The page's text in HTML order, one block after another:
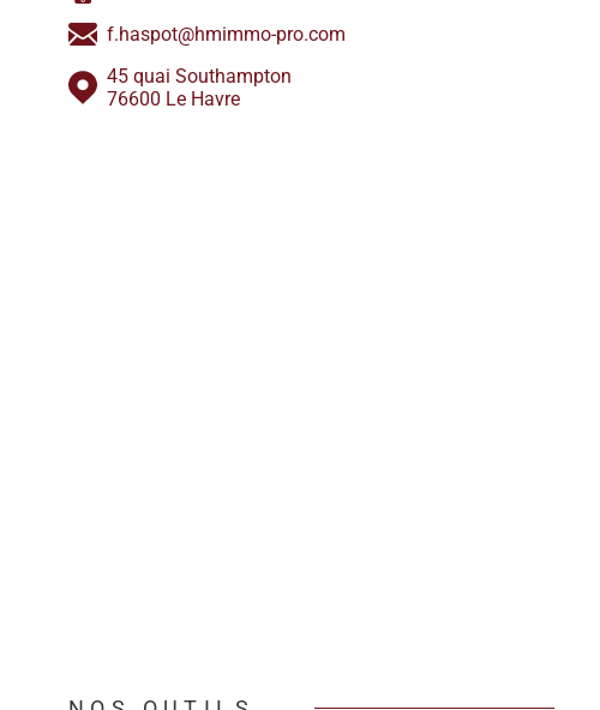
f.haspot@hmimmo-pro.com
45 quai Southampton
76600 Le Havre